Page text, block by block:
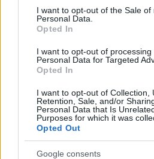
consent section.
I want to opt-out of the Sale of
Personal Data.
Opted In
I want to opt-out of processing
Personal Data for Targeted
Opted In
I want to opt-out of Collection,
Retention, Sale, and/or
Personal Data that Is
Purposes for which it was
Opted Out
Google consents
Élőzene:Vukán György •
fuvola
Rendező-koreográfus:
Földi
Ajánlott bejegyzések: